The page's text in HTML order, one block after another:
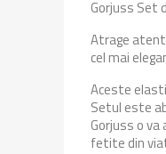
Gorjuss Set
Atrage
cel mai
Aceste
Setul este
Gorjuss o
fetite din